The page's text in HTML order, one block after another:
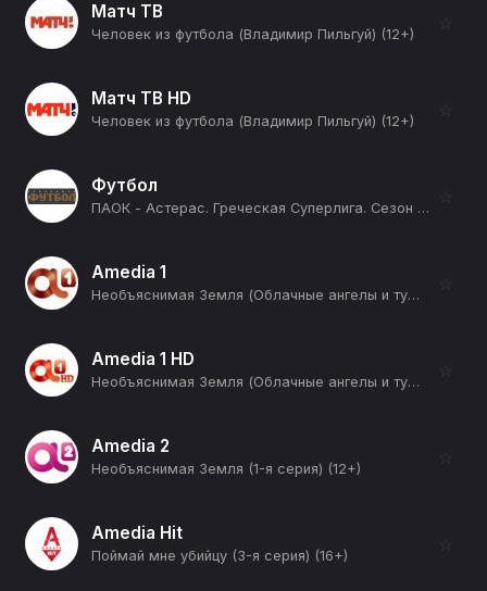
Матч ТВ
Человек из футбола (Владимир Пильгуй) (12+)
☆
Матч ТВ HD
Человек из футбола (Владимир Пильгуй) (12+)
☆
Футбол
ПАОК - Астерас. Греческая Суперлига. Сезон 25/26 (12+)
☆
Amedia 1
Необъяснимая Земля (Облачные ангелы и туманные дьяволы) (12+)
☆
Amedia 1 HD
Необъяснимая Земля (Облачные ангелы и туманные дьяволы) (12+)
☆
Amedia 2
Необъяснимая Земля (1-я серия) (12+)
☆
Amedia Hit
Поймай мне убийцу (3-я серия) (16+)
☆